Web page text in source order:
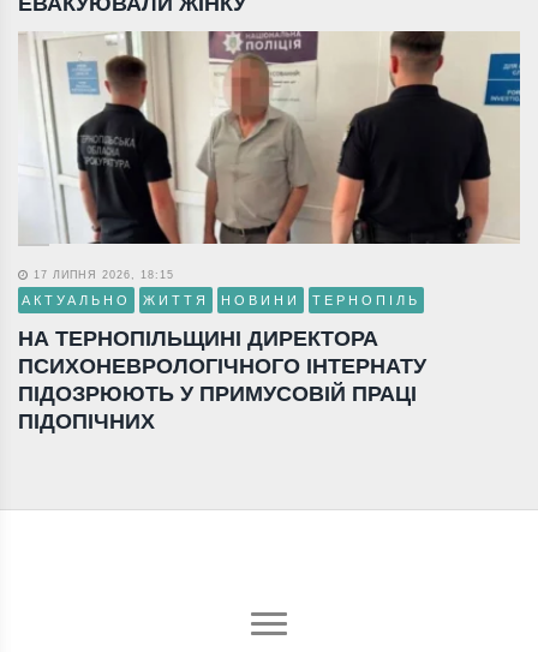
17 ЛИПНЯ 2026, 18:15
АКТУАЛЬНО ЖИТТЯ НОВИНИ ТЕРНОПІЛЬ
НА ТЕРНОПІЛЬЩИНІ ДИРЕКТОРА
ПСИХОНЕВРОЛОГІЧНОГО ІНТЕРНАТУ
ПІДОЗРЮЮТЬ У ПРИМУСОВІЙ ПРАЦІ
ПІДОПІЧНИХ